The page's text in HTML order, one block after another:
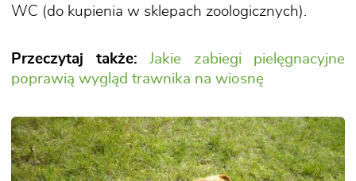
WC (do kupienia w sklepach zoologicznych).
Przeczytaj także:
Jakie zabiegi pielęgnacyjne
poprawią wygląd trawnika na wiosnę